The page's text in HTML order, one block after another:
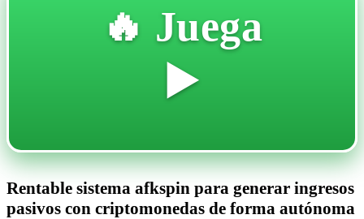
🔥 Juega
▶️
Rentable sistema afkspin para generar ingresos
pasivos con criptomonedas de forma autónoma